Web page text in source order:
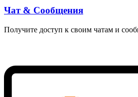
Чат & Сообщения
Получите доступ к своим чатам и